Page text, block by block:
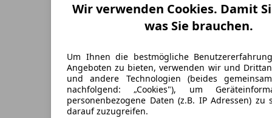
Wir verwenden Cookies. Damit
was Sie brauchen.
Um Ihnen die bestmögliche
Angeboten zu bieten, verwenden wir und
und andere Technologien (beides
nachfolgend: „Cookies"), um
personenbezogene Daten (z.B. IP Adressen) zu
darauf zuzugreifen.